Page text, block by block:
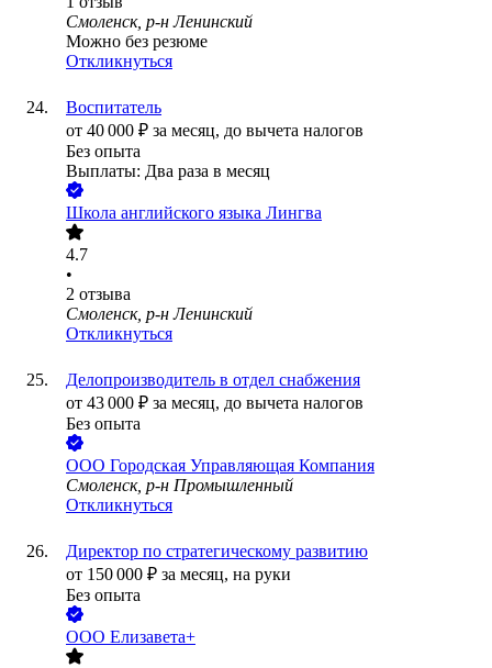
Смоленск, р-н Ленинский
Можно без резюме
Откликнуться
Воспитатель
от 40 000 ₽ за месяц, до вычета налогов
Без опыта
Выплаты: Два раза в месяц
Школа английского языка Лингва
4.7
•
2 отзыва
Смоленск, р-н Ленинский
Откликнуться
Делопроизводитель в отдел снабжения
от 43 000 ₽ за месяц, до вычета налогов
Без опыта
ООО Городская Управляющая Компания
Смоленск, р-н Промышленный
Откликнуться
Директор по стратегическому развитию
от 150 000 ₽ за месяц, на руки
Без опыта
ООО Елизавета+